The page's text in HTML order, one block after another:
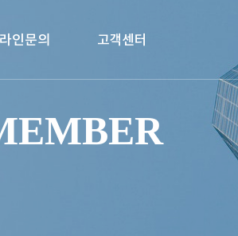
인문의
1:1 문의
고객센터
자주하는 질문